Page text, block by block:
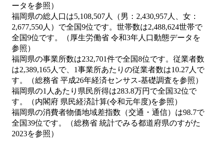
ータを参照）
福岡県の総人口は5,108,507人（男：2,430,957人、女：
2,677,550人）で全国9位です。世帯数は2,488,624世帯で
全国9位です。（厚生労働省 令和3年人口動態データを
参照）
福岡県の事業所数は232,701件で全国8位です。従業者数
は2,389,165人で、1事業所あたりの従業者数は10.27人で
す。（総務省 平成26年経済センサス‐基礎調査を参照）
福岡県の1人あたり県民所得は283.8万円で全国32位で
す。（内閣府 県民経済計算(令和元年度)を参照）
福岡県の消費者物価地域差指数（交通・通信）は98.7で
全国39位です。（総務省 統計でみる都道府県のすがた
2023を参照）